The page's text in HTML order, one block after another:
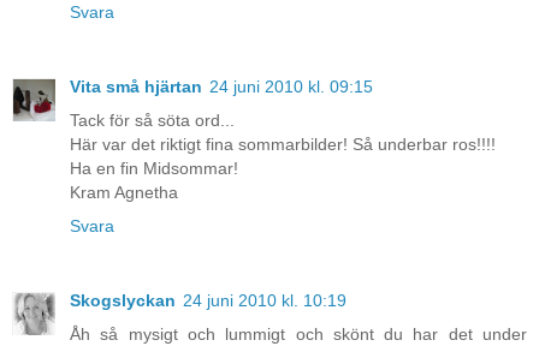
Svara
Vita små hjärtan 24 juni 2010 kl. 09:15
Tack för så söta ord...
Här var det riktigt fina sommarbilder! Så underbar ros!!!!
Ha en fin Midsommar!
Kram Agnetha
Svara
Skogslyckan 24 juni 2010 kl. 10:19
Åh så mysigt och lummigt och skönt du har det under